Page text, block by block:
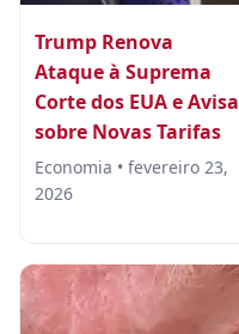
Trump Renova
Ataque à Suprema
Corte dos EUA e Avisa
sobre Novas Tarifas
Economia • fevereiro 23,
2026